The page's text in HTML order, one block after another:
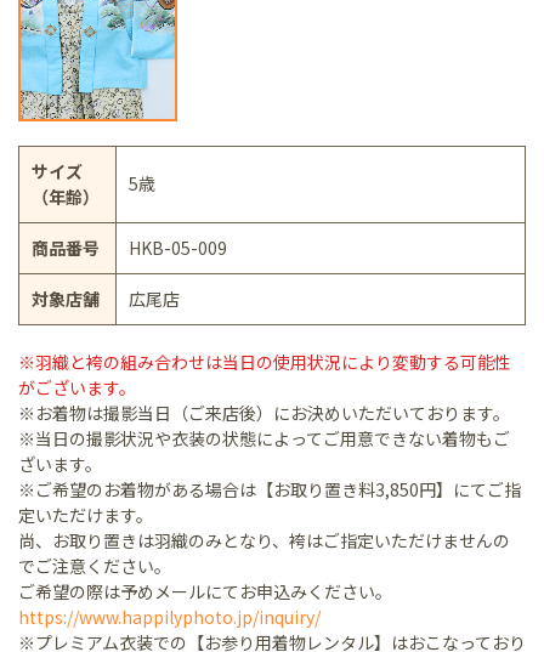
サイズ
（年齢）
5歳
商品番号 HKB-05-009
対象店舗 広尾店
※羽織と袴の組み合わせは当日の使用状況により変動する可能性
がございます。
※お着物は撮影当日（ご来店後）にお決めいただいております。
※当日の撮影状況や衣装の状態によってご用意できない着物もご
ざいます。
※ご希望のお着物がある場合は【お取り置き料3,850円】にてご指
定いただけます。
尚、お取り置きは羽織のみとなり、袴はご指定いただけませんの
でご注意ください。
ご希望の際は予めメールにてお申込みください。
https://www.happilyphoto.jp/inquiry/
※プレミアム衣装での【お参り用着物レンタル】はおこなっており